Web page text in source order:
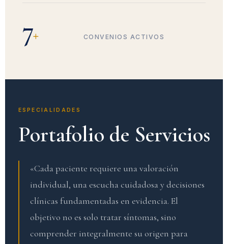
7+ CONVENIOS ACTIVOS
ESPECIALIDADES
Portafolio de Servicios
«Cada paciente requiere una valoración
individual, una escucha cuidadosa y decisiones
clínicas fundamentadas en evidencia. El
objetivo no es solo tratar síntomas, sino
comprender integralmente su origen para